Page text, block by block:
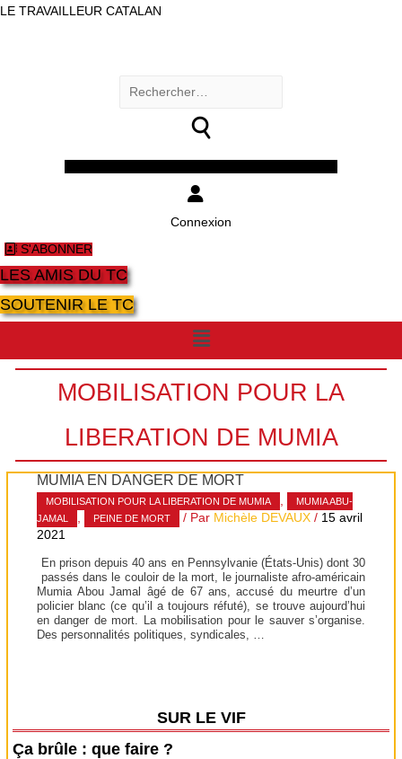
LE TRAVAILLEUR CATALAN
Rechercher :
Connexion
S'ABONNER
LES AMIS DU TC
SOUTENIR LE TC
Menu
MOBILISATION POUR LA
LIBERATION DE MUMIA
MUMIA EN DANGER DE MORT
MOBILISATION POUR LA LIBERATION DE MUMIA ,
MUMIA ABU-
JAMAL
, PEINE DE MORT / Par Michèle DEVAUX / 15 avril
2021
En prison depuis 40 ans en Pennsylvanie (États-Unis) dont 30
passés dans le couloir de la mort, le journaliste afro-américain
Mumia Abou Jamal âgé de 67 ans, accusé du meurtre d’un
policier blanc (ce qu’il a toujours réfuté), se trouve aujourd’hui
en danger de mort. La mobilisation pour le sauver s’organise.
Des personnalités politiques, syndicales, …
SUR LE VIF
Ça brûle : que faire ?